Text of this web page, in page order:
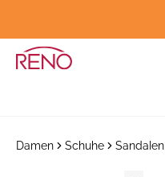
Damen Schuhe Sandalen